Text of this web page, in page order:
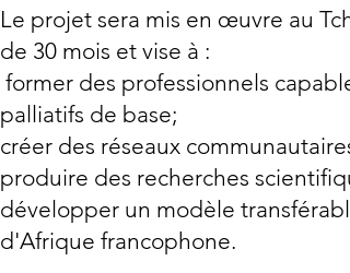
Le projet sera mis en œuvre au
de 30 mois et vise à :
former des professionnels
palliatifs de base;
créer des réseaux
produire des recherches
développer un modèle
d'Afrique francophone.